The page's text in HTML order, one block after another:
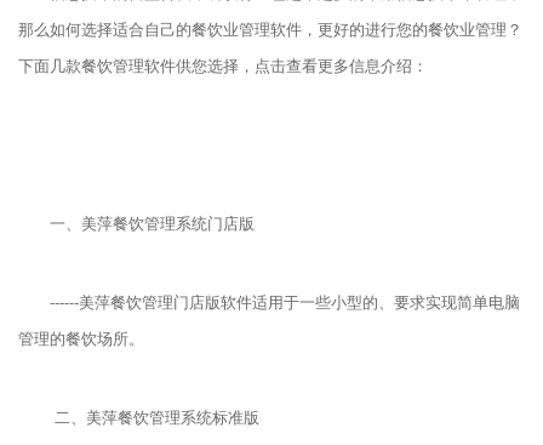
那么如何选择适合自己的餐饮业管理软件，更好的进行您的餐饮业管理？
下面几款餐饮管理软件供您选择，点击查看更多信息介绍：
一、美萍餐饮管理系统门店版
------美萍餐饮管理门店版软件适用于一些小型的、要求实现简单电脑
管理的餐饮场所。
二、美萍餐饮管理系统标准版